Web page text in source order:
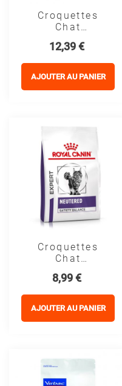
Croquettes
Chat
CAT RENAL -
Royal Canin
Prix
12,39 €
AJOUTER AU PANIER
Croquettes
Chat
CAT
NEUTERED
SATIETY
Prix
8,99 €
AJOUTER AU PANIER